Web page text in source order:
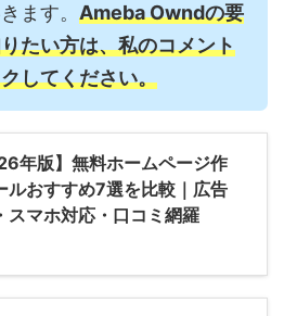
ます。 Ameba Owndの要
たい方は、私のコメント
してください。
年版】無料ホームページ作
ルおすすめ7選を比較｜広告
スマホ対応・口コミ網羅